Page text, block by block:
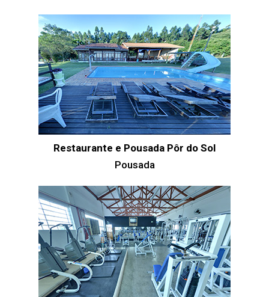
Restaurante e Pousada Pôr do Sol
Pousada